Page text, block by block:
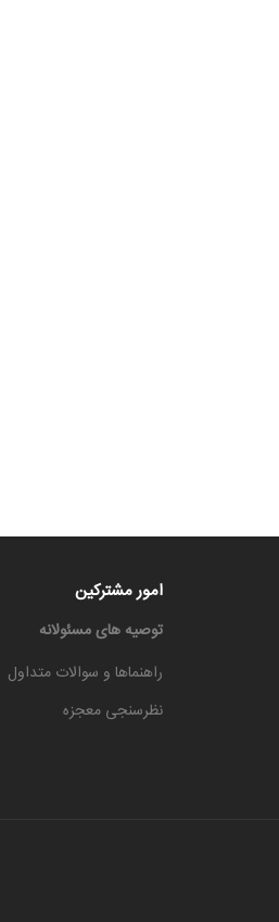
امور مشترکین
توصیه های مسئولانه
راهنماها و سوالات متداول
نظرسنجی معجزه